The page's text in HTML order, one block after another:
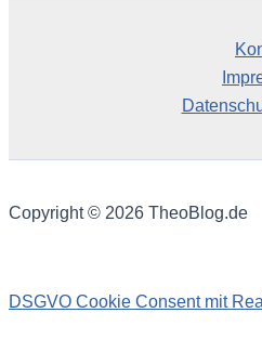
Copyright © 2026 TheoBlog.de
DSGVO Cookie Consent mit